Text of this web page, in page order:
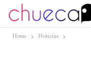
Home Noticias